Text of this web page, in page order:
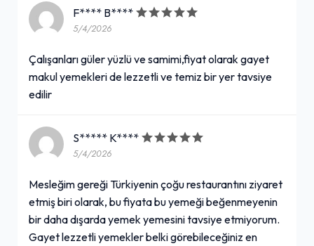
F**** B****
5/4/2026
Çalışanları güler yüzlü ve samimi,fiyat olarak gayet
makul yemekleri de lezzetli ve temiz bir yer tavsiye
edilir
S***** K****
5/4/2026
Mesleğim gereği Türkiyenin çoğu restaurantını ziyaret
etmiş biri olarak, bu fiyata bu yemeği beğenmeyenin
bir daha dışarda yemek yemesini tavsiye etmiyorum.
Gayet lezzetli yemekler belki görebileceğiniz en